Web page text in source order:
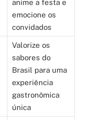
anime a festa e
emocione os
convidados
Valorize os
sabores do
Brasil para uma
experiência
gastronômica
única